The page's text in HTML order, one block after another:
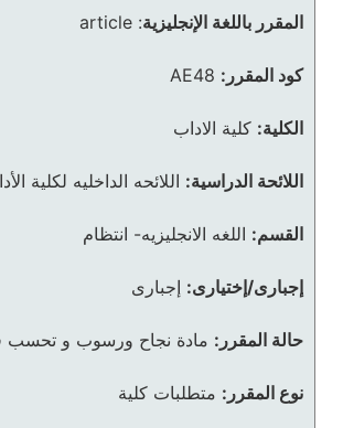
المقرر باللغة الإنجليزية:
article
كود المقرر: AE48
الكلية: كلية الاداب
اللائحة الدراسية: اللائحه الداخليه لكلية الأداب
القسم: اللغه الانجليزيه- انتظام
إجبارى/إختيارى: إجبارى
حالة المقرر: مادة نجاح ورسوب و تحسب
نوع المقرر: متطلبات كلية